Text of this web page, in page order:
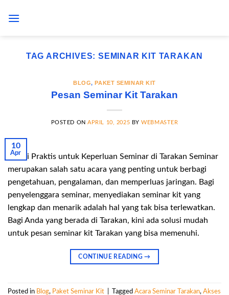
TAG ARCHIVES: SEMINAR KIT TARAKAN
BLOG,PAKET SEMINAR KIT
Pesan Seminar Kit Tarakan
POSTED ONAPRIL 10, 2025 BYWEBMASTER
10
Apr
Solusi Praktis untuk Keperluan Seminar di Tarakan Seminar
merupakan salah satu acara yang penting untuk berbagi
pengetahuan, pengalaman, dan memperluas jaringan. Bagi
penyelenggara seminar, menyediakan seminar kit yang
lengkap dan menarik adalah hal yang tak bisa terlewatkan.
Bagi Anda yang berada di Tarakan, kini ada solusi mudah
untuk pesan seminar kit Tarakan yang bisa memenuhi.
CONTINUE READING→
Posted in Blog, Paket Seminar Kit Tagged Acara Seminar Tarakan, Akses